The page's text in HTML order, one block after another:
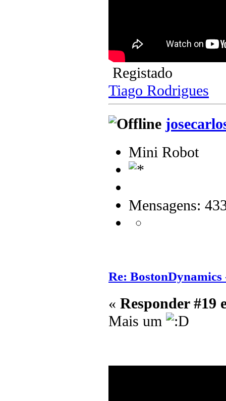
Registado
Tiago Rodrigues
Mini Robot
Mensagens:
Re:
« Responder #19
Mais um